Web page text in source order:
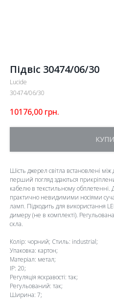
Підвіс 30474/06/30
Lucide
30474/06/30
10176,00 грн.
Шість джерел світла встановлені
перший погляд здаються
кабелю в текстильному обплетенні.
практично невидимими носіями
ламп. Підходить для використання
димеру (не в комплекті).
скла.
Колір: чорний; Стиль: industrial;
Упаковка: картон;
Матеріал: метал;
IP: 20;
Регуляція яскравості: так;
Регульований: так;
Ширина: 7;